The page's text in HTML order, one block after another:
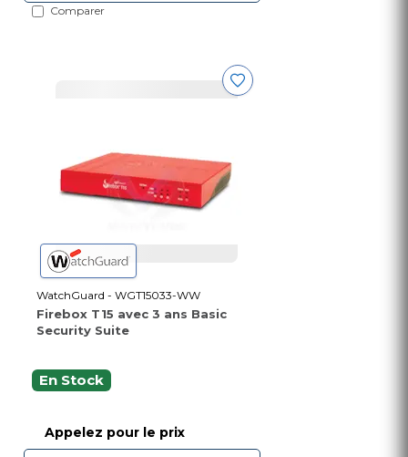
Comparer
WatchGuard - WGT15033-WW
Firebox T15 avec 3 ans Basic
Security Suite
En Stock
Appelez pour le prix